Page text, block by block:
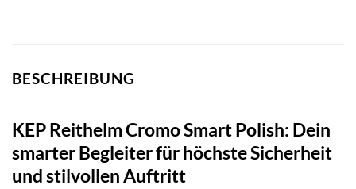
BESCHREIBUNG
KEP Reithelm Cromo Smart Polish: Dein
smarter Begleiter für höchste Sicherheit
und stilvollen Auftritt